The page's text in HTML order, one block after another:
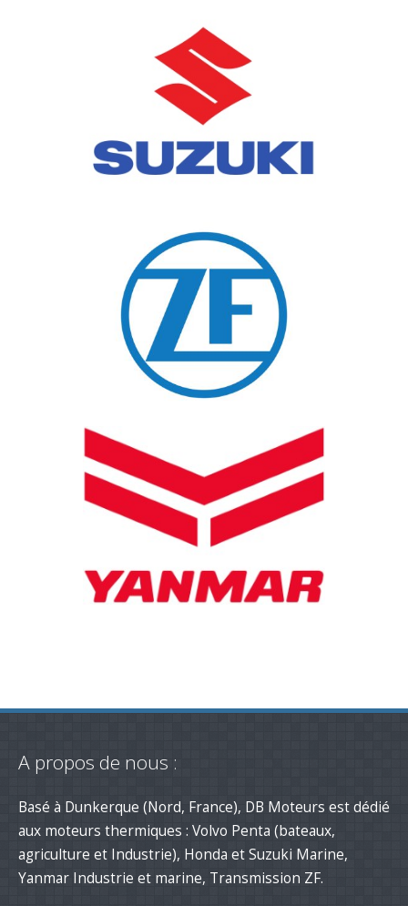
A propos de nous :
Basé à Dunkerque (Nord, France), DB Moteurs est dédié
aux moteurs thermiques : Volvo Penta (bateaux,
agriculture et Industrie), Honda et Suzuki Marine,
Yanmar Industrie et marine, Transmission ZF.